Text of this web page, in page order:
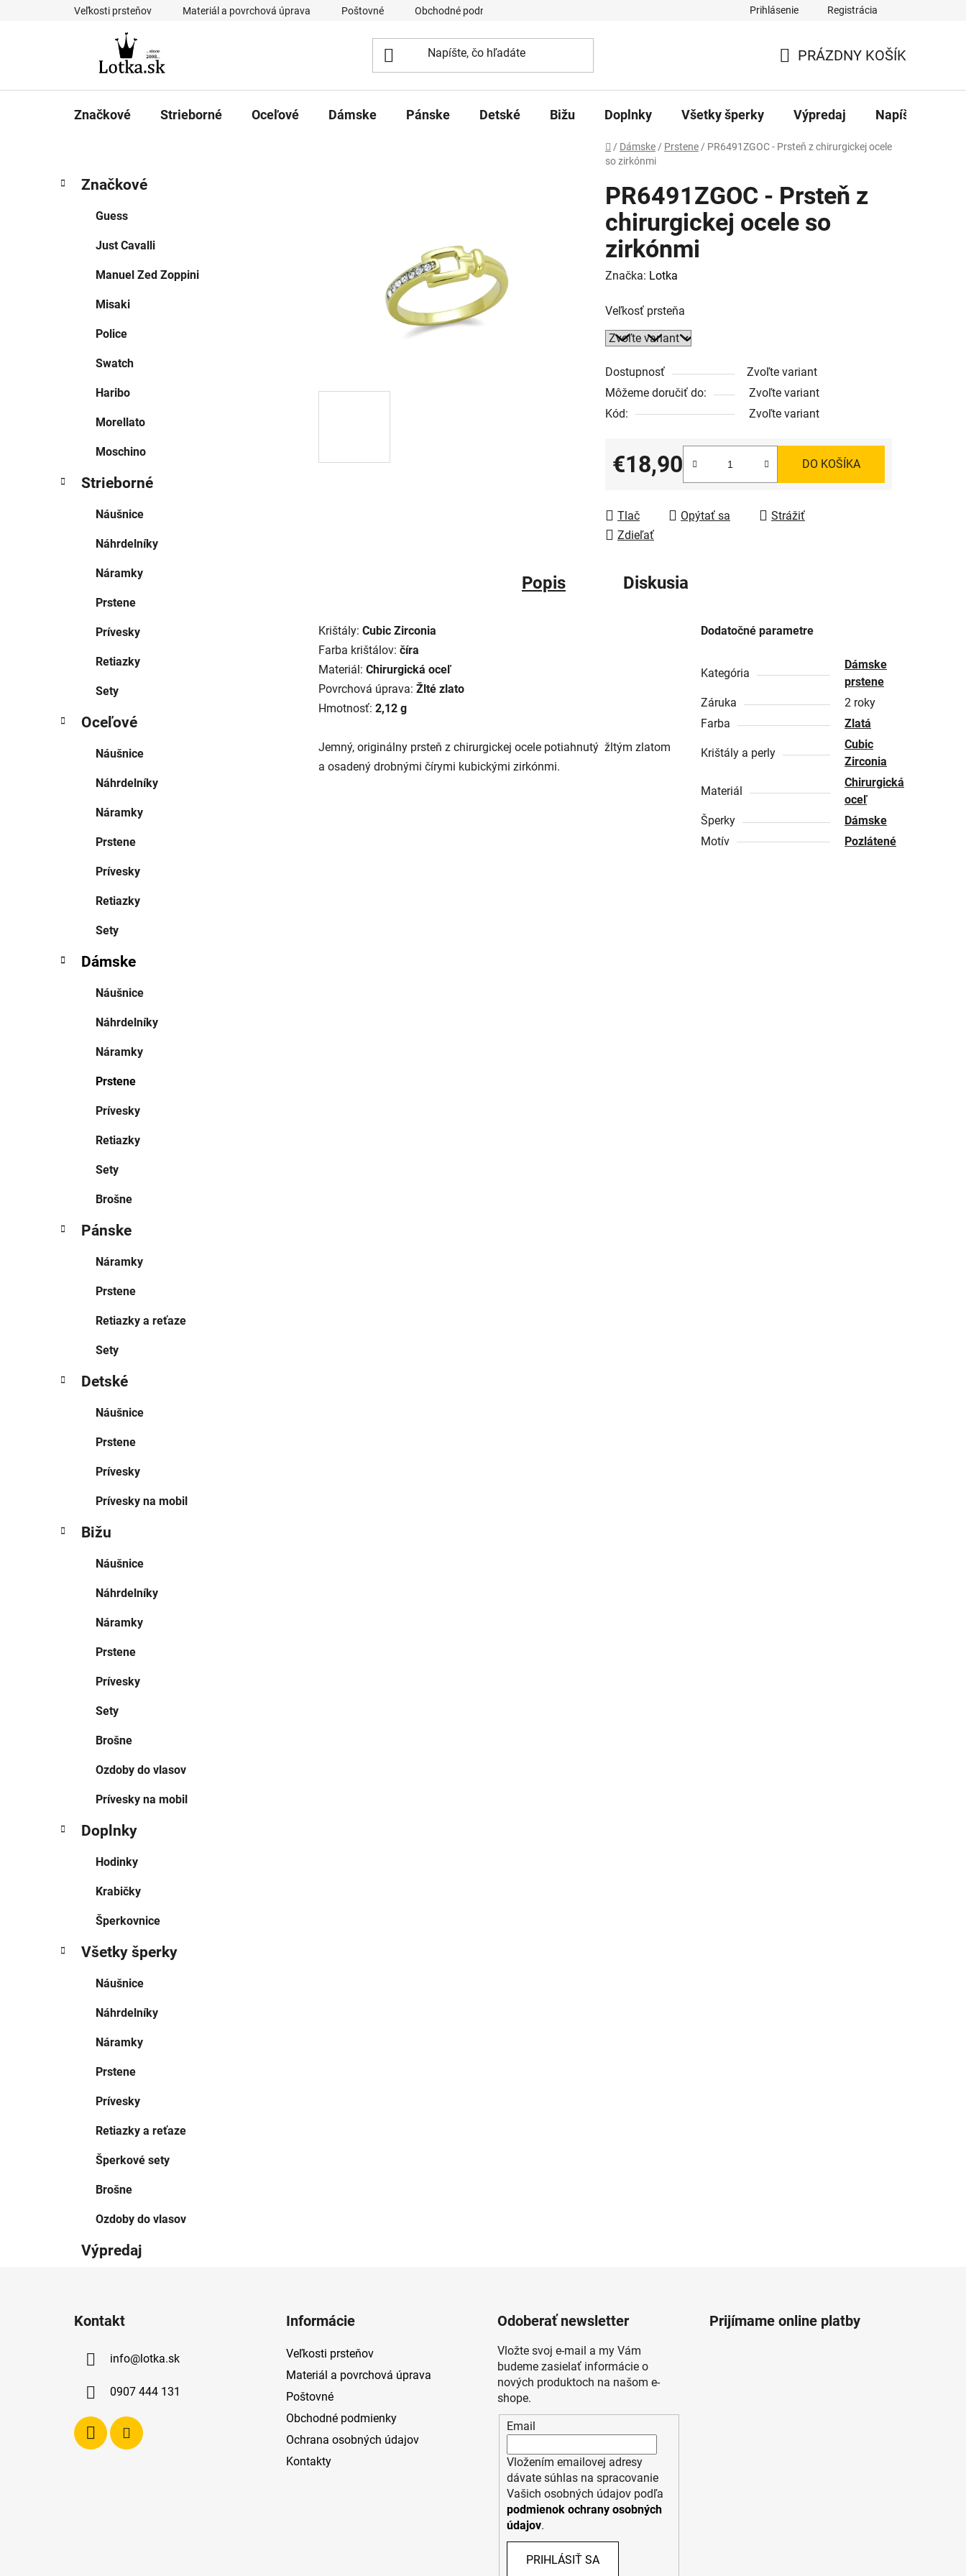
Veľkosti prsteňov Materiál a povrchová úprava Poštovné Obchodné podmienky Prihlásenie Registrácia
KOŠÍK
PRÁZDNY KOŠÍK
Značkové Strieborné Oceľové Dámske Pánske Detské Bižu Doplnky Všetky šperky Výpredaj Napíšte nám
Domov
/ Dámske / Prstene / PR6491ZGOC - Prsteň z chirurgickej ocele
so zirkónmi
B
kategórie
a
Značkové
Guess
Just Cavalli
Manuel Zed Zoppini
Misaki
Police
Swatch
Haribo
Morellato
Moschino
Strieborné
Náušnice
Náhrdelníky
Náramky
Prstene
Prívesky
Retiazky
Sety
Oceľové
Náušnice
Náhrdelníky
Náramky
Prstene
Prívesky
Retiazky
Sety
Dámske
Náušnice
Náhrdelníky
Náramky
Prstene
Prívesky
Retiazky
Sety
Brošne
Pánske
Náramky
Prstene
Retiazky a reťaze
Sety
Detské
Náušnice
Prstene
Prívesky
Prívesky na mobil
Bižu
Náušnice
Náhrdelníky
Náramky
Prstene
Prívesky
Sety
Brošne
Ozdoby do vlasov
Prívesky na mobil
Doplnky
Hodinky
Krabičky
Šperkovnice
Všetky šperky
Náušnice
Náhrdelníky
Náramky
Prstene
Prívesky
Retiazky a reťaze
Šperkové sety
Brošne
Ozdoby do vlasov
Výpredaj
PR6491ZGOC - Prsteň z
chirurgickej ocele so
zirkónmi
Značka: Lotka
Veľkosť prsteňa
Dostupnosť
Zvoľte variant
Môžeme doručiť do:
Zvoľte variant
Kód:
Zvoľte variant
€18,90
Jednotková cena:
DO KOŠÍKA
Tlač Opýtať sa
Strážiť
Zdieľať
Popis Diskusia
Krištály: Cubic Zirconia
Farba krištálov: číra
Materiál: Chirurgická oceľ
Povrchová úprava: Žlté zlato
Hmotnosť: 2,12 g
Jemný, originálny prsteň z chirurgickej ocele potiahnutý žltým zlatom
a osadený drobnými čírymi kubickými zirkónmi.
Dodatočné parametre
Kategória
Dámske
prstene
Záruka
2 roky
Farba
Zlatá
Krištály a perly
Cubic
Zirconia
Materiál
Chirurgická
oceľ
Šperky
Dámske
Motív
Pozlátené
Kontakt
info@lotka.sk
0907 444 131
Informácie
Veľkosti prsteňov
Materiál a povrchová úprava
Poštovné
Obchodné podmienky
Ochrana osobných údajov
Kontakty
Odoberať newsletter
Vložte svoj e-mail a my Vám
budeme zasielať informácie o
nových produktoch na našom e-
shope.
Email
Vložením emailovej adresy
dávate súhlas na spracovanie
Vašich osobných údajov podľa
podmienok ochrany osobných
údajov.
PRIHLÁSIŤ SA
Prijímame online platby